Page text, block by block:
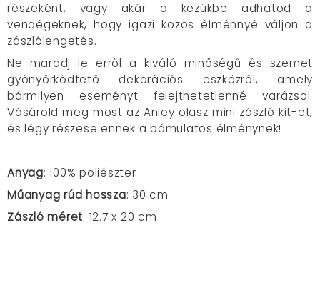
részeként, vagy akár a kezükbe adhatod a
vendégeknek, hogy igazi közös élménnyé váljon a
zászlólengetés.
Ne maradj le erről a kiváló minőségű és szemet
gyönyörködtető dekorációs eszközről, amely
bármilyen eseményt felejthetetlenné varázsol.
Vásárold meg most az Anley olasz mini zászló kit-et,
és légy részese ennek a bámulatos élménynek!
Anyag: 100% poliészter
Műanyag rúd hossza: 30 cm
Zászló méret: 12.7 x 20 cm